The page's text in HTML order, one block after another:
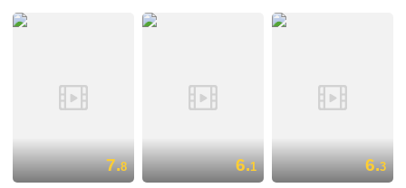
7.8 6.1 6.3